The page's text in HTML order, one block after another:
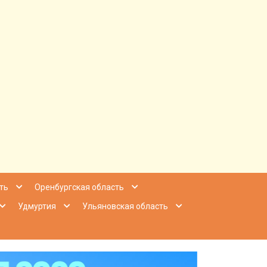
Приволжье
Оренбургская область
Удмуртия
Ульяновская область